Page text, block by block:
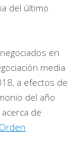
del último
en
media
a efectos de
del año
de
Orden